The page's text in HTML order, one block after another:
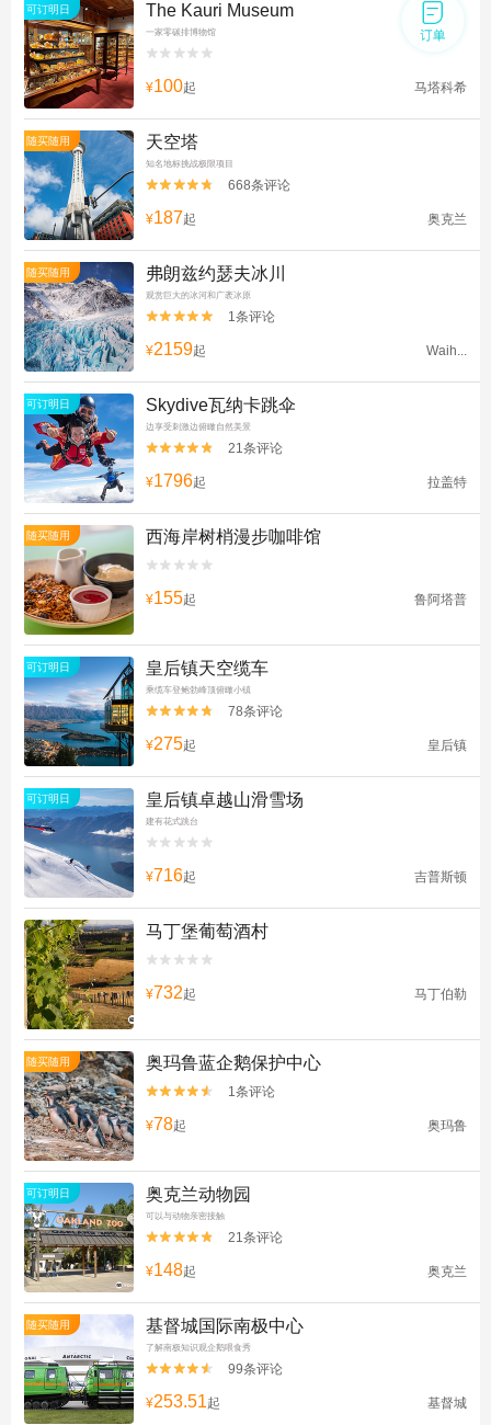
可订明日 The Kauri Museum
一家零碳排博物馆


¥100起 马塔科希
随买随用 天空塔
知名地标挑战极限项目

 668条评论
¥187起 奥克兰
随买随用 弗朗兹约瑟夫冰川
观赏巨大的冰河和广袤冰原

 1条评论
¥2159起 Waih...
可订明日 Skydive瓦纳卡跳伞
边享受刺激边俯瞰自然美景

 21条评论
¥1796起 拉盖特
随买随用 西海岸树梢漫步咖啡馆


¥155起 鲁阿塔普
可订明日 皇后镇天空缆车
乘缆车登鲍勃峰顶俯瞰小镇

 78条评论
¥275起 皇后镇
可订明日 皇后镇卓越山滑雪场
建有花式跳台


¥716起 吉普斯顿
马丁堡葡萄酒村


¥732起 马丁伯勒
随买随用 奥玛鲁蓝企鹅保护中心

 1条评论
¥78起 奥玛鲁
可订明日 奥克兰动物园
可以与动物亲密接触

 21条评论
¥148起 奥克兰
随买随用 基督城国际南极中心
了解南极知识观企鹅喂食秀

 99条评论
¥253.51起 基督城